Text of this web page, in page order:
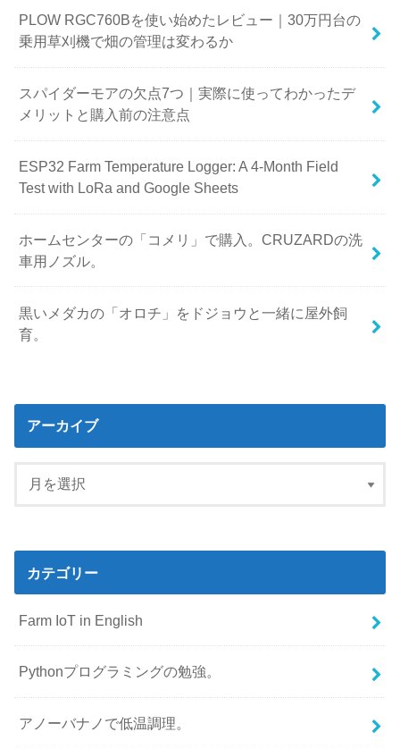
PLOW RGC760Bを使い始めたレビュー｜30万円台の
乗用草刈機で畑の管理は変わるか
スパイダーモアの欠点7つ｜実際に使ってわかったデ
メリットと購入前の注意点
ESP32 Farm Temperature Logger: A 4-Month Field
Test with LoRa and Google Sheets
ホームセンターの「コメリ」で購入。CRUZARDの洗
車用ノズル。
黒いメダカの「オロチ」をドジョウと一緒に屋外飼
育。
アーカイブ
カテゴリー
Farm IoT in English
Pythonプログラミングの勉強。
アノーバナノで低温調理。